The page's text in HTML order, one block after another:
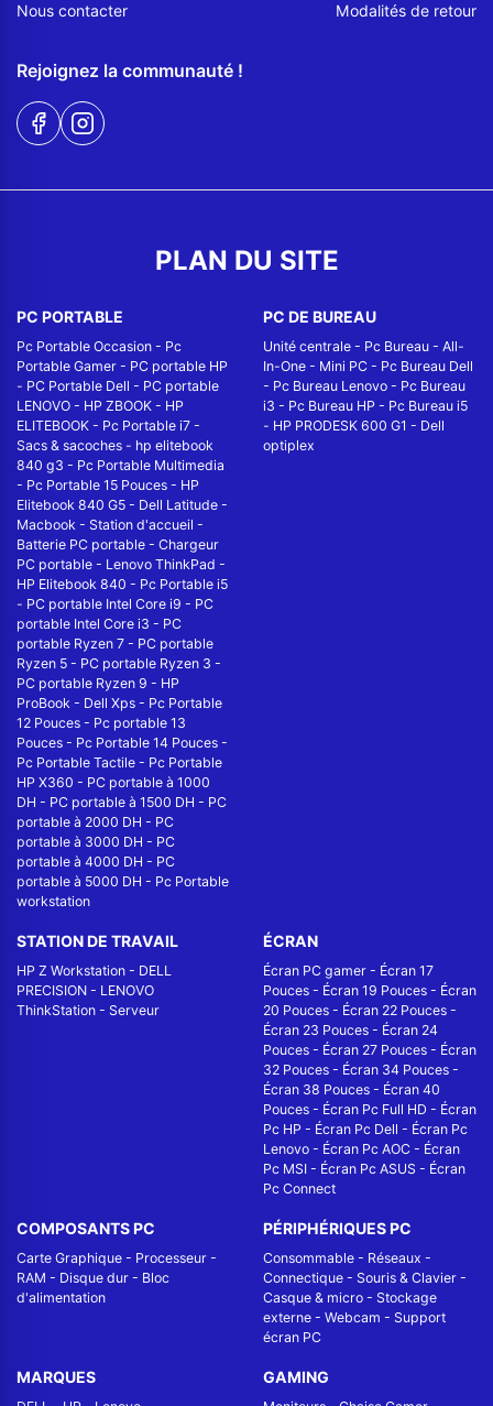
Nous contacter
Modalités de retour
Rejoignez la communauté !
PLAN DU SITE
PC PORTABLE
Pc Portable Occasion - Pc
Portable Gamer - PC portable HP
- PC Portable Dell - PC portable
LENOVO - HP ZBOOK - HP
ELITEBOOK - Pc Portable i7 -
Sacs & sacoches - hp elitebook
840 g3 - Pc Portable Multimedia
- Pc Portable 15 Pouces - HP
Elitebook 840 G5 - Dell Latitude -
Macbook - Station d'accueil -
Batterie PC portable - Chargeur
PC portable - Lenovo ThinkPad -
HP Elitebook 840 - Pc Portable i5
- PC portable Intel Core i9 - PC
portable Intel Core i3 - PC
portable Ryzen 7 - PC portable
Ryzen 5 - PC portable Ryzen 3 -
PC portable Ryzen 9 - HP
ProBook - Dell Xps - Pc Portable
12 Pouces - Pc portable 13
Pouces - Pc Portable 14 Pouces -
Pc Portable Tactile - Pc Portable
HP X360 - PC portable à 1000
DH - PC portable à 1500 DH - PC
portable à 2000 DH - PC
portable à 3000 DH - PC
portable à 4000 DH - PC
portable à 5000 DH - Pc Portable
workstation
PC DE BUREAU
Unité centrale - Pc Bureau - All-
In-One - Mini PC - Pc Bureau Dell
- Pc Bureau Lenovo - Pc Bureau
i3 - Pc Bureau HP - Pc Bureau i5
- HP PRODESK 600 G1 - Dell
optiplex
STATION DE TRAVAIL
HP Z Workstation - DELL
PRECISION - LENOVO
ThinkStation - Serveur
ÉCRAN
Écran PC gamer - Écran 17
Pouces - Écran 19 Pouces - Écran
20 Pouces - Écran 22 Pouces -
Écran 23 Pouces - Écran 24
Pouces - Écran 27 Pouces - Écran
32 Pouces - Écran 34 Pouces -
Écran 38 Pouces - Écran 40
Pouces - Écran Pc Full HD - Écran
Pc HP - Écran Pc Dell - Écran Pc
Lenovo - Écran Pc AOC - Écran
Pc MSI - Écran Pc ASUS - Écran
Pc Connect
COMPOSANTS PC
Carte Graphique - Processeur -
RAM - Disque dur - Bloc
d'alimentation
PÉRIPHÉRIQUES PC
Consommable - Réseaux -
Connectique - Souris & Clavier -
Casque & micro - Stockage
externe - Webcam - Support
écran PC
MARQUES GAMING